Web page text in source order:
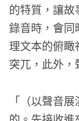
的特質，讓
錄音時，會同
理文本的俯瞰
突兀，此外，
「（以聲音